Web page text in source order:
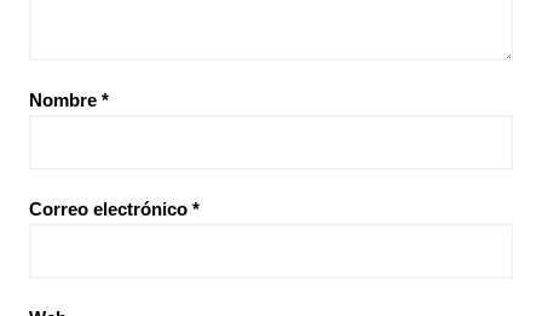
Nombre *
Correo electrónico *